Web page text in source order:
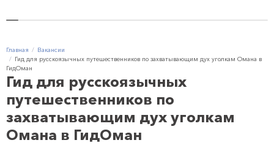
Главная
Вакансии
Гид для русскоязычных путешественников по захватывающим дух уголкам Омана в
ГидОман
Гид для русскоязычных
путешественников по
захватывающим дух уголкам
Омана в ГидОман